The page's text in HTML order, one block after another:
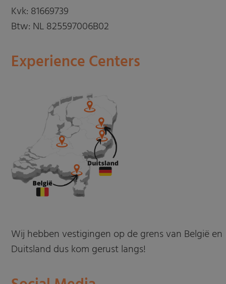
Kvk: 81669739
Btw: NL 825597006B02
Experience Centers
Wij hebben vestigingen op de grens van België en
Duitsland dus kom gerust langs!